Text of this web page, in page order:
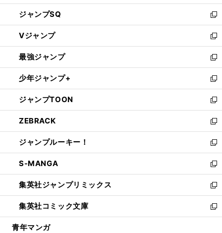
し
い
ウ
ィ
ン
ド
ウ
で
開
く
ジャンプSQ
新
し
い
ウ
ィ
ン
ド
ウ
で
開
く
Vジャンプ
新
し
い
ウ
ィ
ン
ド
ウ
で
開
く
最強ジャンプ
新
し
い
ウ
ィ
ン
ド
ウ
で
開
く
少年ジャンプ+
新
し
い
ウ
ィ
ン
ド
ウ
で
開
く
ジャンプTOON
新
し
い
ウ
ィ
ン
ド
ウ
で
開
く
ZEBRACK
新
し
い
ウ
ィ
ン
ド
ウ
で
開
ジャンプルーキー！
新
し
い
ウ
ィ
ン
ド
ウ
S-MANGA
新
し
い
ウ
ィ
ン
集英社ジャンプリミックス
新
し
い
ウ
集英社コミック文庫
新
し
青年マンガ